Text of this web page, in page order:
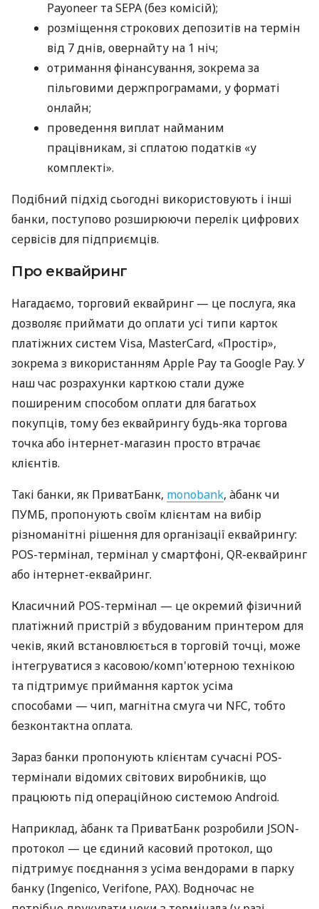
Payoneer та SEPA (без комісій);
розміщення строкових депозитів на термін
від 7 днів, овернайту на 1 ніч;
отримання фінансування, зокрема за
пільговими держпрограмами, у форматі
онлайн;
проведення виплат найманим
працівникам, зі сплатою податків «у
комплекті».
Подібний підхід сьогодні використовують і інші
банки, поступово розширюючи перелік цифрових
сервісів для підприємців.
Про еквайринг
Нагадаємо, торговий еквайринг — це послуга, яка
дозволяє приймати до оплати усі типи карток
платіжних систем Visa, MasterCard, «Простір»,
зокрема з використанням Apple Pay та Google Pay. У
наш час розрахунки карткою стали дуже
поширеним способом оплати для багатьох
покупців, тому без еквайрингу будь-яка торгова
точка або інтернет-магазин просто втрачає
клієнтів.
Такі банки, як ПриватБанк, monobank, àбанк чи
ПУМБ, пропонують своїм клієнтам на вибір
різноманітні рішення для організації еквайрингу:
POS-термінал, термінал у смартфоні, QR-еквайринг
або інтернет-еквайринг.
Класичний POS-термінал — це окремий фізичний
платіжний пристрій з вбудованим принтером для
чеків, який встановлюється в торговій точці, може
інтегруватися з касовою/комп'ютерною технікою
та підтримує приймання карток усіма
способами — чип, магнітна смуга чи NFC, тобто
безконтактна оплата.
Зараз банки пропонують клієнтам сучасні POS-
термінали відомих світових виробників, що
працюють під операційною системою Android.
Наприклад, àбанк та ПриватБанк розробили JSON-
протокол — це єдиний касовий протокол, що
підтримує поєднання з усіма вендорами в парку
банку (Ingenico, Verifone, PAX). Водночас не